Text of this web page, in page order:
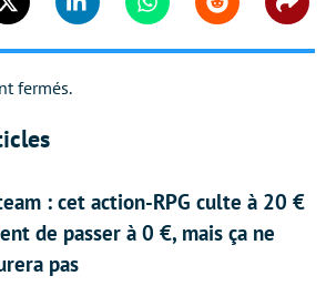
Twitter Linkedin WhatsappReddit
fermés.
: cet action-RPG culte à 20 €
de passer à 0 €, mais ça ne
pas